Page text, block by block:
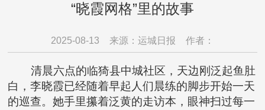
“晓霞网格”里的故事
2025-08-13 来源：运城日报 作者：
清晨六点的临猗县中城社区，天边刚泛起鱼肚
白，李晓霞已经随着早起人们晨练的脚步开始一天
的巡查。她手里攥着泛黄的走访本，眼神扫过每一